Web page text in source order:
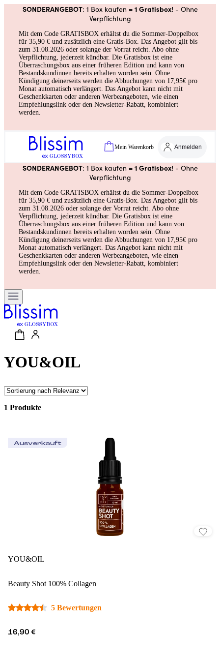
SONDERANGEBOT: 1 Box kaufen = 1 Gratisbox! - Ohne
Verpflichtung
Mit dem Code GRATISBOX erhältst du die Sommer-Doppelbox
für 35,90 € und zusätzlich eine Gratis-Box. Das Angebot gilt bis
zum 31.08.2026 oder solange der Vorrat reicht. Abo ohne
Verpflichtung, jederzeit kündbar. Die Gratisbox ist eine
Überraschungsbox aus einer früheren Edition und kann von
Bestandskundinnen bereits erhalten worden sein. Ohne
Kündigung deinerseits werden die Abbuchungen von 17,95€ pro
Monat automatisch verlängert. Das Angebot kann nicht mit
Geschenkkarten oder anderen Werbeangeboten, wie einen
Empfehlungslink oder den Newsletter-Rabatt, kombiniert
werden.
Mein Warenkorb Anmelden
SONDERANGEBOT: 1 Box kaufen = 1 Gratisbox! - Ohne
Verpflichtung
Mit dem Code GRATISBOX erhältst du die Sommer-Doppelbox
für 35,90 € und zusätzlich eine Gratis-Box. Das Angebot gilt bis
zum 31.08.2026 oder solange der Vorrat reicht. Abo ohne
Verpflichtung, jederzeit kündbar. Die Gratisbox ist eine
Überraschungsbox aus einer früheren Edition und kann von
Bestandskundinnen bereits erhalten worden sein. Ohne
Kündigung deinerseits werden die Abbuchungen von 17,95€ pro
Monat automatisch verlängert. Das Angebot kann nicht mit
Geschenkkarten oder anderen Werbeangeboten, wie einen
Empfehlungslink oder den Newsletter-Rabatt, kombiniert
werden.
YOU&OIL
1 Produkte
Ausverkauft
YOU&OIL
Beauty Shot 100% Collagen
5 Bewertungen
16,90 €